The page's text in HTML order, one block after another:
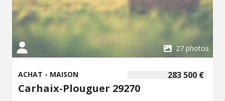
27 photos
283 500 €
ACHAT - MAISON
Carhaix-Plouguer 29270